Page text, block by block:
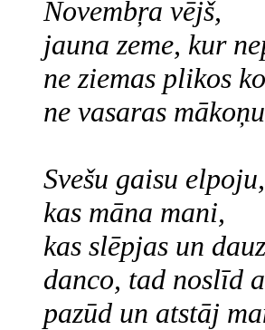
Novembŗa vējš,
jauna zeme, kur
ne ziemas plikos
ne vasaras
Svešu gaisu
kas māna mani,
kas slēpjas un
danco, tad noslīd
pazūd un atstāj